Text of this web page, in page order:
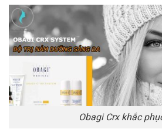
Obagi Crx khắc